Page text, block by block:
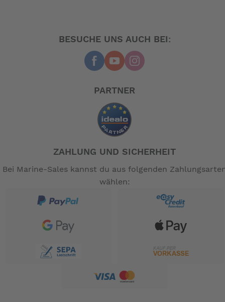
BESUCHE UNS AUCH BEI:
PARTNER
ZAHLUNG UND SICHERHEIT
Bei Marine-Sales kannst du aus folgenden
wählen: